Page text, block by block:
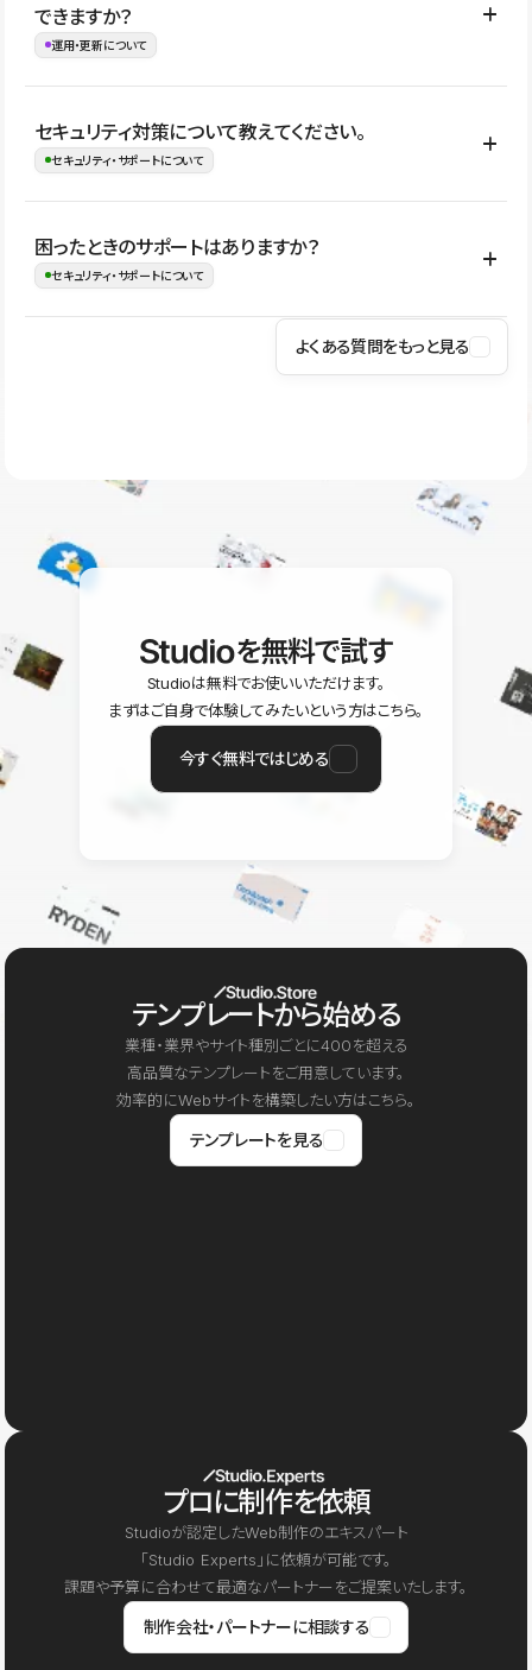
お問合せはこちら
管理の有無などがプランごとに異なります。詳しくは料金プランペ
ージをご覧ください。
できますか？
運用・更新について
はい。CMSやコンポーネントを活用して更新範囲を設計しておく
ことで、デザインを崩しにくい状態で運用できます。 さらにコン
ながらレイアウトに影響を与えずに更新作業を進めやすくなりま
す。
セキュリティ対策について教えてください。
セキュリティ・サポートについて
Studioでは、公開サイトやサービスを安全に利用できるよう、通信
の暗号化、データ保護、アクセス管理、脆弱性対策など、複数の観
はSSL/TLSによる通信暗号化に対応しており、悪質なスクリプトの
困ったときのサポートはありますか？
セキュリティ・サポートについて
操作方法や機能については、ヘルプセンターでご確認いただけま
ユーザー同士で質問・相談できるコミュニティもご利用ください。
よくある質問をもっと見る
を無料で試す
Studioは無料でお使いいただけます。
まずはご自身で体験してみたいという方はこちら。
今すぐ無料ではじめる
テンプレートから始める
業種・業界やサイト種別ごとに400を超える
高品質なテンプレートをご用意しています。
効率的にWebサイトを構築したい方はこちら。
テンプレートを見る
プロに制作を依頼
Studioが認定したWeb制作のエキスパート
「Studio Experts」に依頼が可能です。
課題や予算に合わせて最適なパートナーをご提案いたします。
制作会社・パートナーに相談する